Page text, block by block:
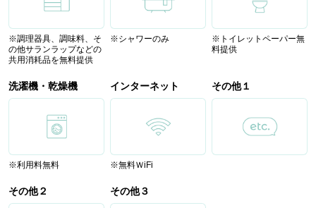
※調理器具、調味料、そ
の他サランラップなどの
共用消耗品を無料提供
※シャワーのみ
※トイレットペーパー無
料提供
洗濯機・乾燥機
※利用料無料
インターネット
※無料ＷiFi
その他１
その他２ その他３